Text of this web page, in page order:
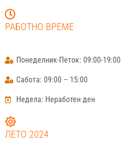
РАБОТНО ВРЕМЕ
Понеделник-Петок: 09:00-19:00
Сабота: 09:00 – 15:00
Недела: Неработен ден
ЛЕТО 2024